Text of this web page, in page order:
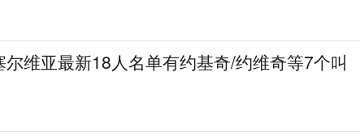
维亚最新18人名单有约基奇/约维奇等7个叫